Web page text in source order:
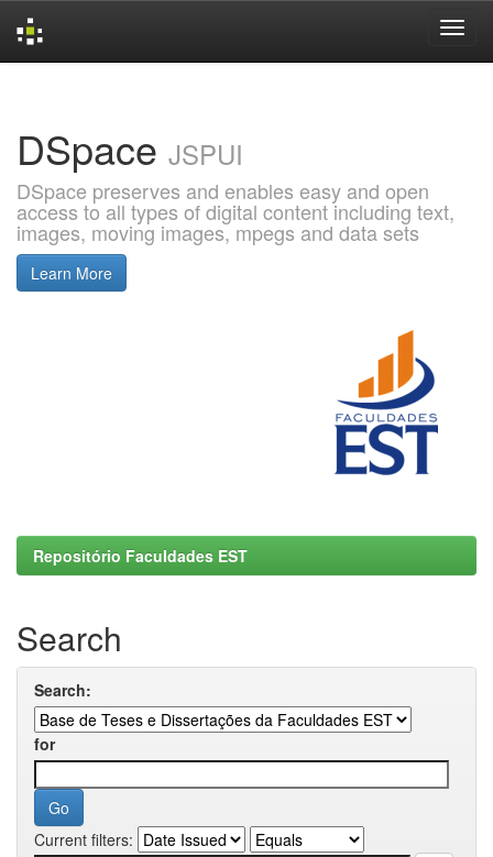
DSpace JSPUI
DSpace preserves and enables easy and open
access to all types of digital content including text,
images, moving images, mpegs and data sets
Learn More
Repositório Faculdades EST
Search
Search:
for
Current filters: